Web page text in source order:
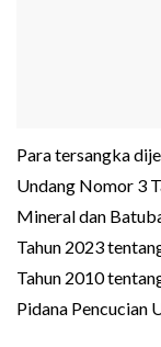
Para tersangka
Undang Nomor 3
Mineral dan
Tahun 2023
Tahun 2010
Pidana Pencucian